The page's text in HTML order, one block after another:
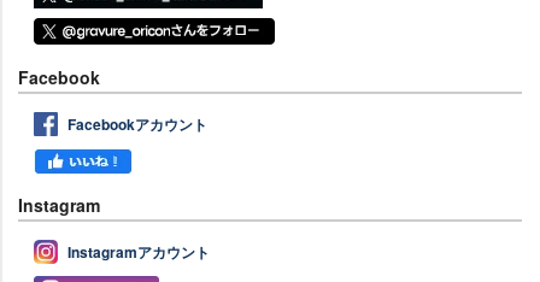
Facebook
Facebookアカウント
Instagram
Instagramアカウント